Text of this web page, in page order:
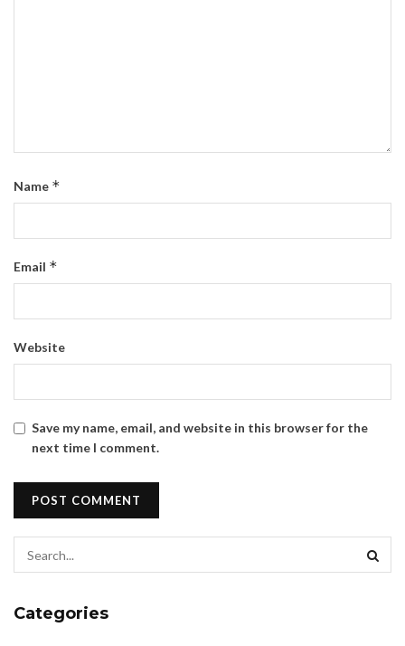
Name *
Email *
Website
Save my name, email, and website in this browser for the
next time I comment.
Categories